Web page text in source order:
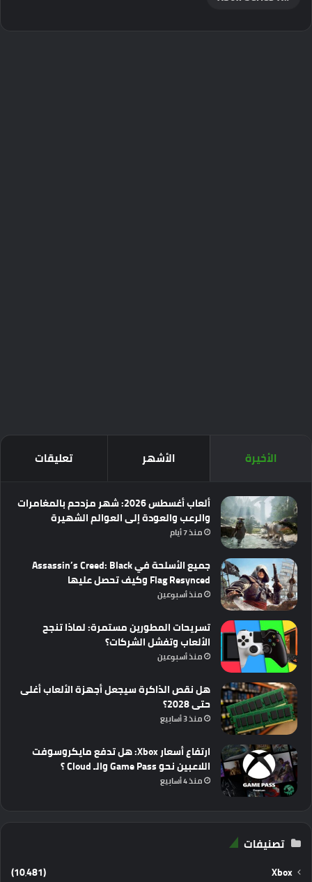
الأخيرة الأشهر تعليقات
ألعاب أغسطس 2026: شهر مزدحم بالمغامرات
والرعب والعودة إلى العوالم الشهيرة
منذ 7 أيام
جميع الأسلحة في Assassin’s Creed: Black
Flag Resynced وكيف تحصل عليها
منذ أسبوعين
تسريحات المطورين مستمرة: لماذا تنجح
الألعاب وتفشل الشركات؟
منذ أسبوعين
هل نقص الذاكرة سيجعل أجهزة الألعاب أغلى
حتى 2028؟
منذ 3 أسابيع
ارتفاع أسعار Xbox: هل تدفع مايكروسوفت
اللاعبين نحو Game Pass والـ Cloud ؟
منذ 4 أسابيع
تصنيفات
Xbox
(10٬481)